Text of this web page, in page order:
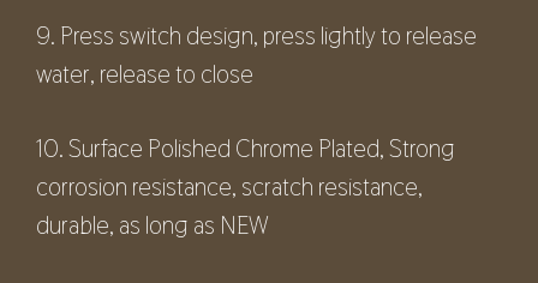
9. Press switch design, press lightly to release
water, release to close
10. Surface Polished Chrome Plated, Strong
corrosion resistance, scratch resistance,
durable, as long as NEW